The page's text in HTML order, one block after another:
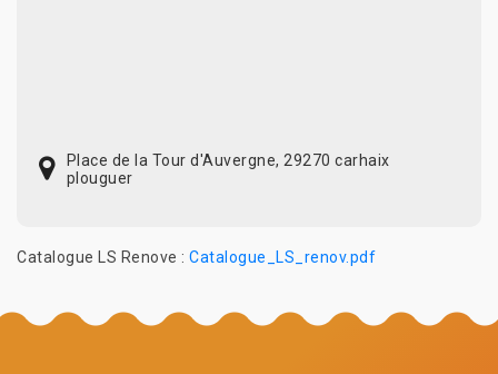
Place de la Tour d'Auvergne, 29270 carhaix
plouguer
Catalogue LS Renove : Catalogue_LS_renov.pdf